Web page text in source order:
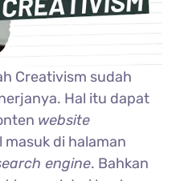
Creativism sudah
Hal itu dapat
website
di halaman
engine. Bahkan